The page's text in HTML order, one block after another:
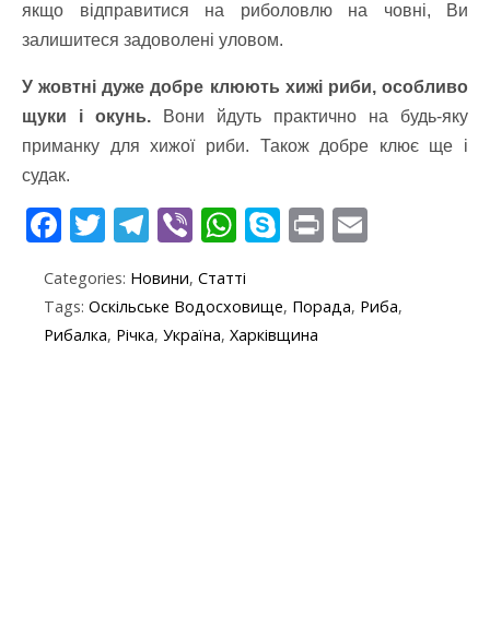
якщо відправитися на риболовлю на човні, Ви
залишитеся задоволені уловом.
У жовтні дуже добре клюють хижі риби, особливо
щуки і окунь. Вони йдуть практично на будь-яку
приманку для хижої риби. Також добре клює ще і
судак.
F
e
b
T
itt
er
T
e
gr
Vi
er
W
at
s
S
y
p
Pr
t ai
Categories: Новини, Статті
Tags: Оскільське Водосховище, Порада, Риба,
Рибалка, Річка, Україна, Харківщина